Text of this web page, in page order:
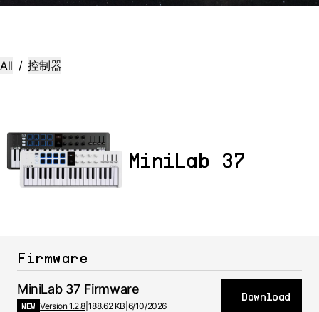
All / 控制器
MiniLab 37
Firmware
MiniLab 37 Firmware
NEW Version 1.2.8| 188.62 KB 6/10/2026
Download